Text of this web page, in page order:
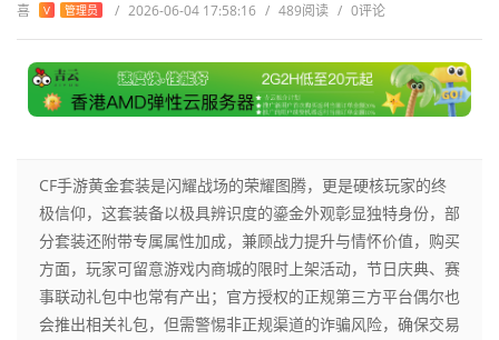
喜 V 管理员 / 2026-06-04 17:58:16 / 489阅读 / 0评论
CF手游黄金套装是闪耀战场的荣耀图腾，更是硬核玩家的终
极信仰，这套装备以极具辨识度的鎏金外观彰显独特身份，部
分套装还附带专属属性加成，兼顾战力提升与情怀价值，购买
方面，玩家可留意游戏内商城的限时上架活动，节日庆典、赛
事联动礼包中也常有产出；官方授权的正规第三方平台偶尔也
会推出相关礼包，但需警惕非正规渠道的诈骗风险，确保交易